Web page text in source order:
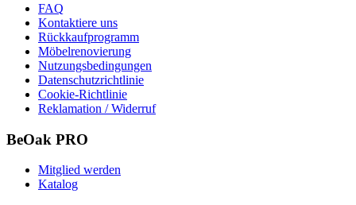
FAQ
Kontaktiere uns
Rückkaufprogramm
Möbelrenovierung
Nutzungsbedingungen
Datenschutzrichtlinie
Cookie-Richtlinie
Reklamation / Widerruf
BeOak PRO
Mitglied werden
Katalog